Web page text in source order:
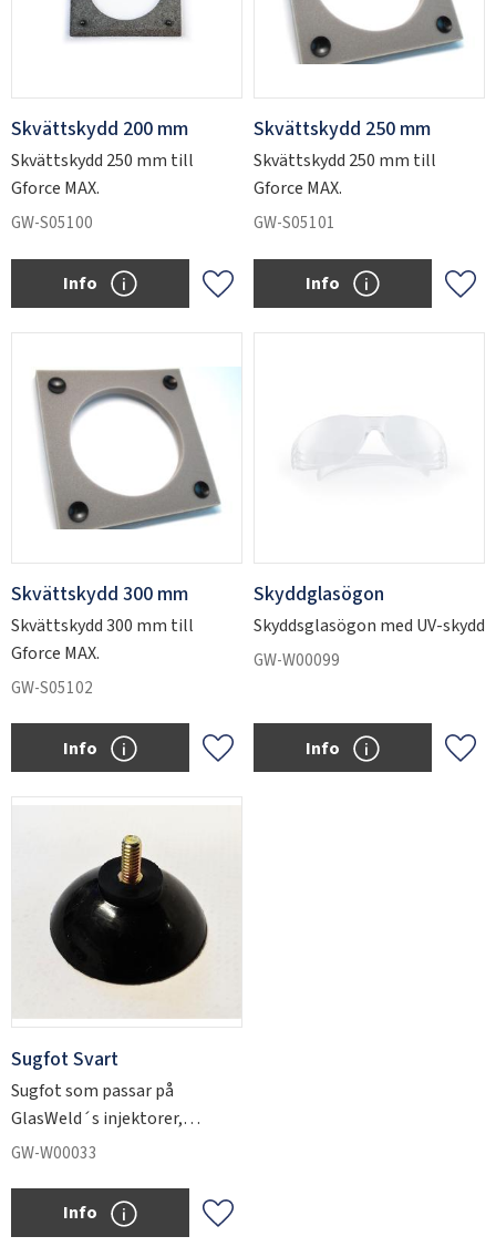
Skvättskydd 200 mm
Skvättskydd 250 mm till
Gforce MAX.
GW-S05100
Lägg till i favoriter
Info
Skvättskydd 250 mm
Skvättskydd 250 mm till
Gforce MAX.
GW-S05101
Info
Skvättskydd 300 mm
Skvättskydd 300 mm till
Gforce MAX.
GW-S05102
Lägg till i favoriter
Info
Skyddglasögon
Skyddsglasögon med UV-skydd
GW-W00099
Info
Sugfot Svart
Sugfot som passar på
GlasWeld´s injektorer,
härdlampor, skvättskydd till
GW-W00033
Lägg till i favoriter
Info